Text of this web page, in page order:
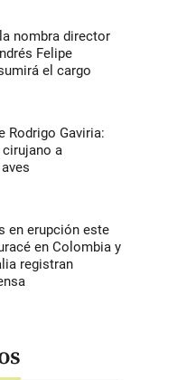
nombra director
Felipe
el cargo
Rodrigo Gaviria:
cirujano a
en erupción este
en Colombia y
registran